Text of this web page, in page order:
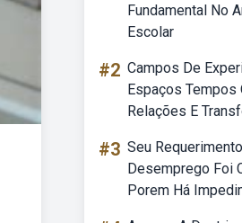
Fundamental No
Escolar
#2 Campos De
Espaços Tempos
Relações E
#3 Seu
Desemprego Foi
Porem Há